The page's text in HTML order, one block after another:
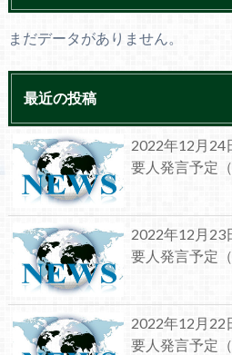
まだデータがありません。
最近の投稿
2022年12月24
要人発言予定
2022年12月23
要人発言予定
2022年12月22
要人発言予定